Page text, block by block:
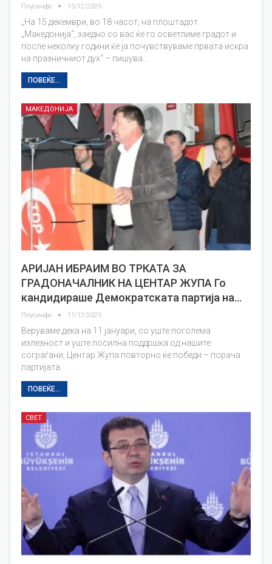
Плусинфо 15/12/2025
„На 15 декември, во 18 часот, на плоштадот
„Македонија“, заедно со вас ќе го осветлиме градот и
после неколку години ќе ја почувствуваме првата искра
на празничниот дух“ – пишува…
ПОВЕЌЕ...
МАКЕДОНИЈА
АРИЈАН ИБРАИМ ВО ТРКАТА ЗА
ГРАДОНАЧАЛНИК НА ЦЕНТАР ЖУПА Го
кандидираше Демократската партија на…
Плусинфо 11/12/2025
Веруваме дека на 11 јануари, со уште поголема
излезност и уште посилна поддршка од нашите
сограѓани, Центар Жупа повторно ќе победи – порача
партијата.
ПОВЕЌЕ...
СВЕТ